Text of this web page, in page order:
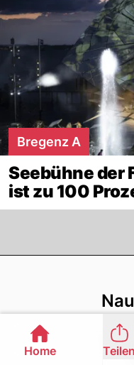
Bregenz A
Seebühne der
ist zu 100
Home Teilen